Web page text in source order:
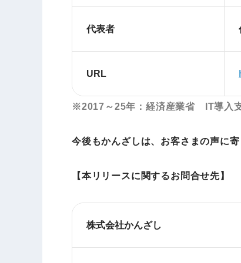
代表者
URL
※2017～25年：経済産業省 IT導入
今後もかんざしは、お客さまの声に
【本リリースに関するお問合せ先】
株式会社かんざし